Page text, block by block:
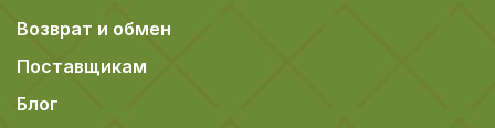
Возврат и обмен
Поставщикам
Блог